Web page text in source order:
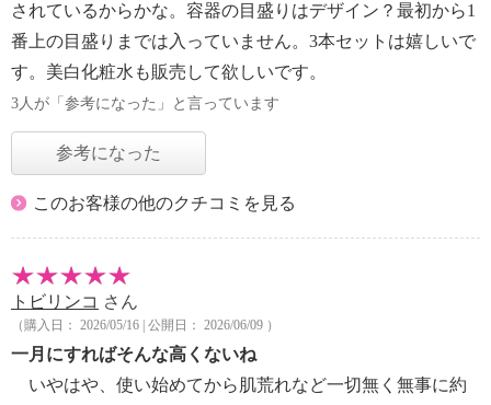
されているからかな。容器の目盛りはデザイン？最初から1
番上の目盛りまでは入っていません。3本セットは嬉しいで
す。美白化粧水も販売して欲しいです。
3人が「参考になった」と言っています
参考になった
このお客様の他のクチコミを見る
トビリンコ さん
（購入日： 2026/05/16 | 公開日： 2026/06/09 ）
一月にすればそんな高くないね
いやはや、使い始めてから肌荒れなど一切無く無事に約